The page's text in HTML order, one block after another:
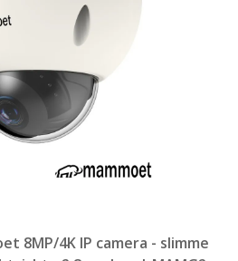
8MP/4K IP camera - slimme